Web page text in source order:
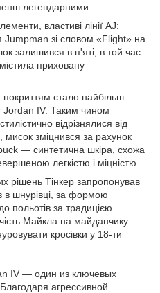
легендарними.
властиві лінії AJ:
Jumpman зі словом «Flight» на
залишився в п'яті, в той час
приховану
стало найбільш
Jordan IV. Таким чином
відрізнялися від
мисок зміцнився за рахунок
— синтетична шкіра, схожа
легкістю і міцністю.
рішень Тінкер запропонував
в шнурівці, за формою
польотів за традицією
Майкла на майданчику.
кросівки у 18-ти
IV — один из ключевых
агрессивной